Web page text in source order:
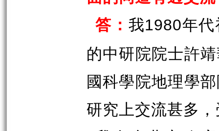
答： 我1980年
的中研院院士許
國科學院地理學
研究上交流甚多